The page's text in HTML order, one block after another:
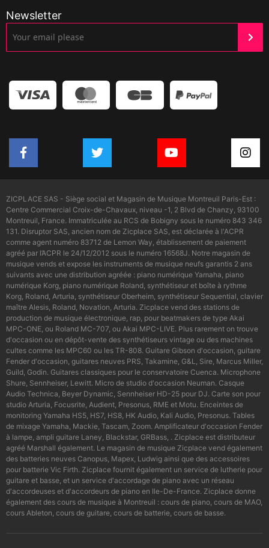
Newsletter
ZICPLACE SAS - Siège social et Magasin de Musique Montreuil Paris-Est :
Centre Commercial Croix-de-Chavaux, niveau -1, 2 Blvd de Chanzy, 93100
Montreuil, France. Immatriculée au RCS de Bobigny sous le numéro 843 346
131. Disruptor SAS, ancien nom de Zicplace SAS, est déclarée à l'ACPR
comme agent numéro 83712 de Lemon Way, établissement de paiement
agréé par l’ACPR le 24/12/2012 sous le numéro 16568J. Notre magasin de
musique vends et expose les instruments de musique neufs garantis 2 ans
suivants avec une distribution agréée : piano numérique Yamaha, piano
numérique Korg, piano numérique Roland, synthétiseur et boîte à rythme
Korg, Roland, Arturia, synthétiseur Oberheim, synthétiseur Sequential, clavier
maître Alesis, Roland, Novation, Arturia. Zicplace vend des stations de
production de musique électronique, rap, pour beatmakers de type Akai
MPC-ONE, ou Roland MC-707, ou Akai MPC-LIVE. Plus rarement on trouve
d'occasion ou en dépôt-vente des synthétiseurs vintage ou des machines
cultes comme les MPC60 ou les TR-808. Guitare Gibson d'occasion, guitare
Fender d'occasion, guitares neuves PRS, Takamine, G&L, Sire, Marcus Miller,
Guild, Godin. Guitares classiques pour le conservatoire Cuenca. Microphone
Shure, Sennheiser, Lewitt. Micro de studio d'occasion Neuman. Casque
Audio Technica, Beyer Dynamic, Sennheiser HD-25 pour DJ. Carte son pour
studio Arturia, Focusrite, Audient, Presonus, RME et Motu. Enceintes de
monitoring Yamaha HS5, HS7, HS8, HK Audio, Kali Audio, Presonus. Tables
de mixage Yamaha, Mackie, Tascam, Zoom. Amplificateur d'occasion Fender
à lampe, ampli guitare Laney, Blackstar, GRBass, . Zicplace est distributeur
agréé Marshall également. Le magasin de musique Zicplace vend également
des batteries neuves Canopus, Mapex, Ludwig ainsi que des accessoires
pour batterie Vic Firth. Zicplace fournit également un service de lutherie pour
guitare et basse, et un service d'accordage de piano avec un réseau
d'accordeuses et d'accordeurs de piano en Ile-De-France. Zicplace donne
également des cours de musique à Montreuil : cours de piano, cours de MAO,
cours Ableton, cours de guitare, cours de batterie, cours de basse.